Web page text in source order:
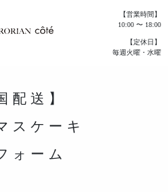
【営業時間】
10:00 〜 18:00
【定休日】
毎週火曜・水曜
配送】
スケーキ
ォーム